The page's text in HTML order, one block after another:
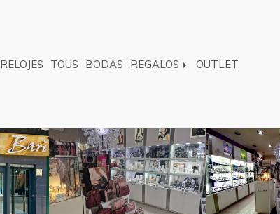
RELOJES TOUS BODAS REGALOS OUTLET